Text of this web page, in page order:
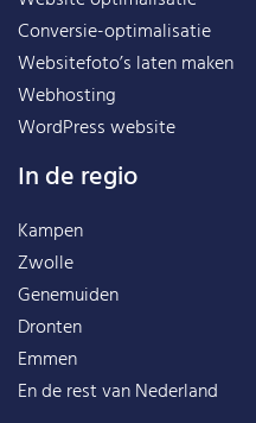
Conversie-optimalisatie
Websitefoto’s laten maken
Webhosting
WordPress website
In de regio
Kampen
Zwolle
Genemuiden
Dronten
Emmen
En de rest vanNederland